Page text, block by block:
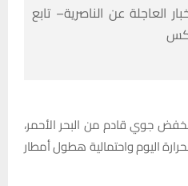
العاجلة عن الناصرية– تابع
جوي قادم من البحر الأحمر،
اليوم واحتمالية هطول أمطار